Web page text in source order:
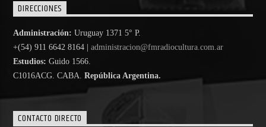
DIRECCIONES
Administración: Uruguay 1371 5° P.
+(54) 911 6642 8164 |administracion@fmradiocultura.com.ar
Estudios: Guido 1566.
C1016ACG. CABA.República Argentina.
CONTACTO DIRECTO